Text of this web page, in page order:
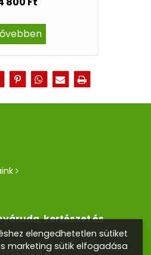
kertészet és
utca 5.
elengedhetetlen sütiket
marketing sütik elfogadása